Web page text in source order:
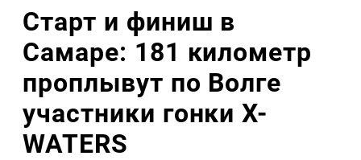
Старт и финиш в
Самаре: 181 километр
проплывут по Волге
участники гонки X-
WATERS